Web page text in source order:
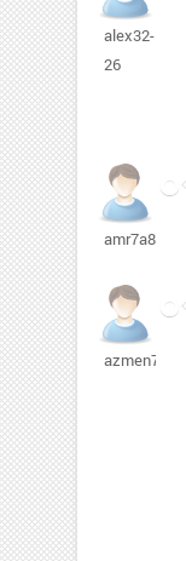
alex32-
26
amr7a81
azmen78592